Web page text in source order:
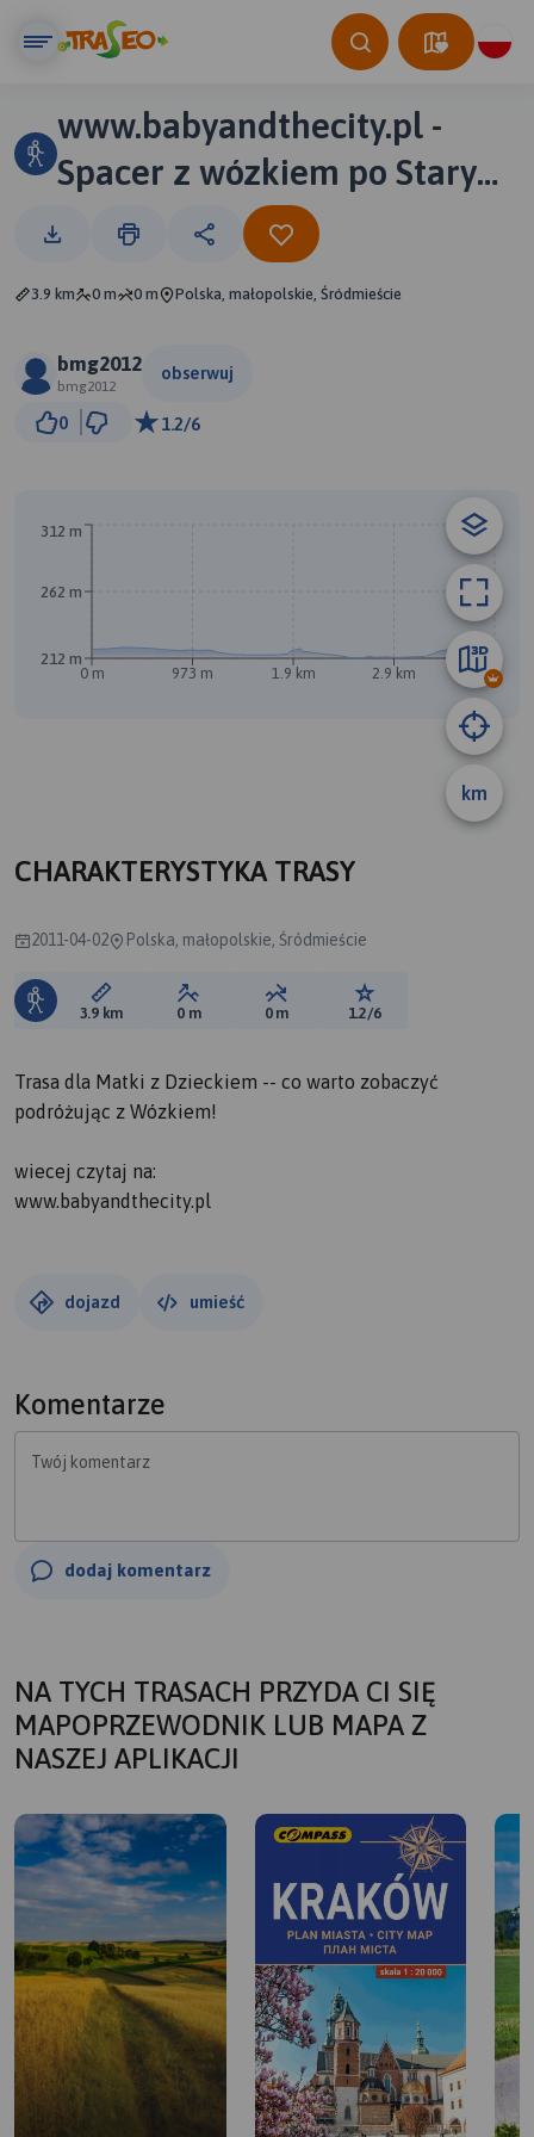
www.babyandthecity.pl -
Spacer z wózkiem po Starym
Mieście w Krakowie
3.9 km 0 m 0 m Polska, małopolskie, Śródmieście
bmg2012
bmg2012
obserwuj
0 1.2/6
km
0 m 973 m 1.9 km 2.9 km 3.8 km
212 m
262 m
312 m
CHARAKTERYSTYKA TRASY
2011-04-02 Polska, małopolskie, Śródmieście
Długość trasy:
3.9 km Suma przewyższeń:
0 m Suma spadków:
0 m Ocena trasy:
1.2/6
Trasa dla Matki z Dzieckiem -- co warto zobaczyć
podróżując z Wózkiem!
wiecej czytaj na:
www.babyandthecity.pl
dojazd umieść
Komentarze
Twój komentarz
dodaj komentarz
NA TYCH TRASACH PRZYDA CI SIĘ
MAPOPRZEWODNIK LUB MAPA Z
NASZEJ APLIKACJI